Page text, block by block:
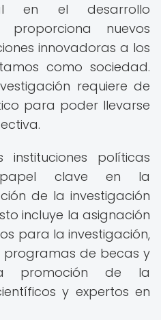
en el desarrollo
nuevos
innovadoras a los
como sociedad.
requiere de
para poder llevarse
políticas
papel clave en la
de la investigación
incluye la asignación
para la investigación,
programas de becas y
promoción de la
y expertos en